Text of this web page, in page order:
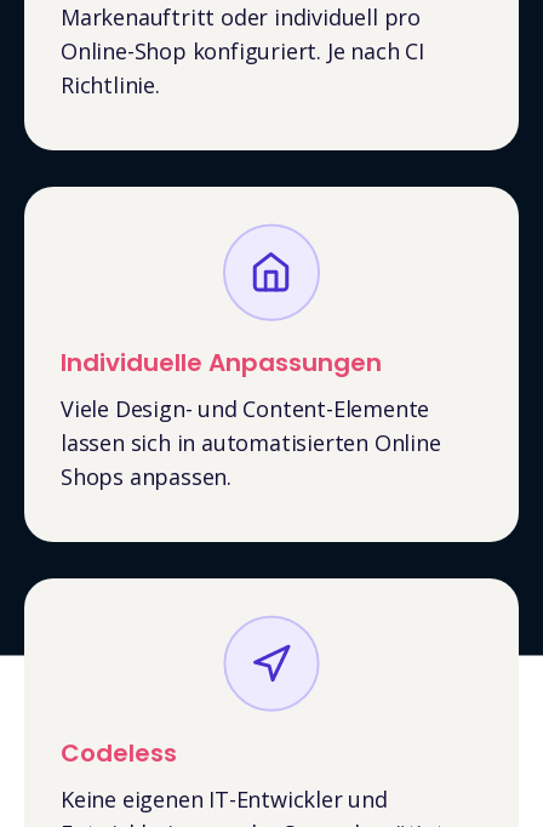
Markenauftritt oder individuell pro
Online-Shop konfiguriert. Je nach CI
Richtlinie.
Individuelle Anpassungen
Viele Design- und Content-Elemente
lassen sich in automatisierten Online
Shops anpassen.
Codeless
Keine eigenen IT-Entwickler und